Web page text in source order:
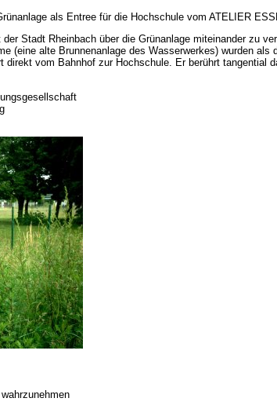
als Entree für die Hochschule vom ATELIER
Stadt Rheinbach über die Grünanlage miteinander zu
(eine alte Brunnenanlage des Wasserwerkes) wurden
direkt vom Bahnhof zur Hochschule. Er berührt